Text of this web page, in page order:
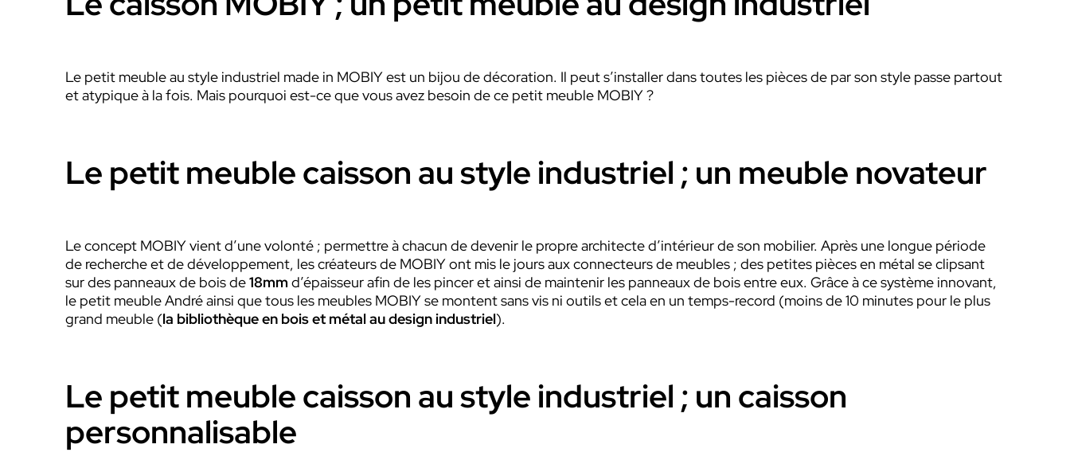
Le petit meuble au style industriel made in MOBIY est un bijou de décoration. Il peut s’installer dans toutes les pièces de par son style passe partout
et atypique à la fois. Mais pourquoi est-ce que vous avez besoin de ce petit meuble MOBIY ?
Le petit meuble caisson au style industriel ; un meuble novateur
Le concept MOBIY vient d’une volonté ; permettre à chacun de devenir le propre architecte d’intérieur de son mobilier. Après une longue période
de recherche et de développement, les créateurs de MOBIY ont mis le jours aux connecteurs de meubles ; des petites pièces en métal se clipsant
sur des panneaux de bois de18mm d’épaisseur afin de les pincer et ainsi de maintenir les panneaux de bois entre eux. Grâce à ce système innovant,
le petit meuble André ainsi que tous les meubles MOBIY se montent sans vis ni outils et cela en un temps-record (moins de 10 minutes pour le plus
grand meuble (la bibliothèque en bois et métal au design industriel).
Le petit meuble caisson au style industriel ; un caisson
personnalisable